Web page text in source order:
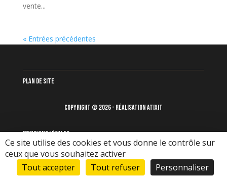
vente...
« Entrées précédentes
Plan de site
Copyright © 2026 - Réalisation Atixit
Mentions légales
Ce site utilise des cookies et vous donne le contrôle sur
ceux que vous souhaitez activer
Tout accepter
Tout refuser Personnaliser